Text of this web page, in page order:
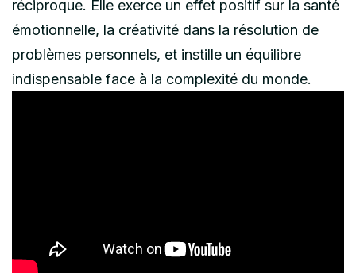
réciproque. Elle exerce un effet positif sur la santé
émotionnelle, la créativité dans la résolution de
problèmes personnels, et instille un équilibre
indispensable face à la complexité du monde.